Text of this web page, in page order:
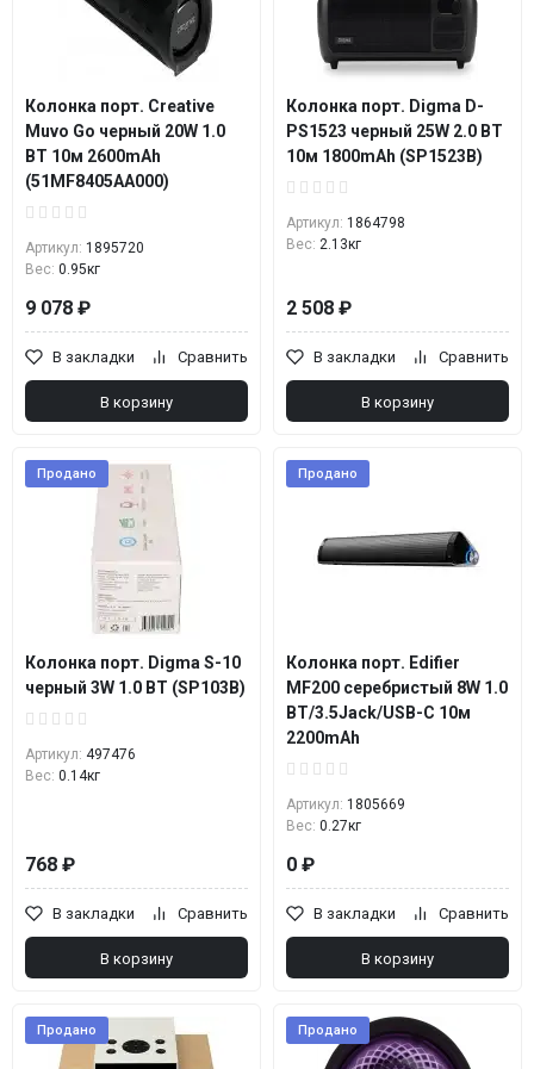
Колонка порт. Creative
Muvo Go черный 20W 1.0
BT 10м 2600mAh
(51MF8405AA000)
Артикул: 1895720
Вес: 0.95кг
9 078 ₽
В закладки Сравнить
В корзину
Колонка порт. Digma D-
PS1523 черный 25W 2.0 BT
10м 1800mAh (SP1523B)
Артикул: 1864798
Вес: 2.13кг
2 508 ₽
В закладки Сравнить
В корзину
Продано
Колонка порт. Digma S-10
черный 3W 1.0 BT (SP103B)
Артикул: 497476
Вес: 0.14кг
768 ₽
В закладки Сравнить
В корзину
Продано
Колонка порт. Edifier
MF200 серебристый 8W 1.0
BT/3.5Jack/USB-C 10м
2200mAh
Артикул: 1805669
Вес: 0.27кг
0 ₽
В закладки Сравнить
В корзину
Продано Продано